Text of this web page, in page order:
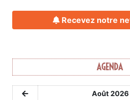
Recevez notre
AGENDA
Août 2026